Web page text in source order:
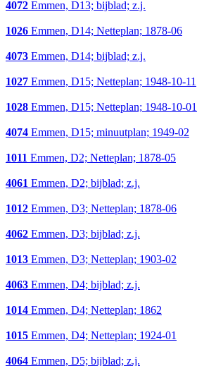
4072 Emmen, D13; bijblad; z.j.
1026 Emmen, D14; Netteplan; 1878-06
4073 Emmen, D14; bijblad; z.j.
1027 Emmen, D15; Netteplan; 1948-10-11
1028 Emmen, D15; Netteplan; 1948-10-01
4074 Emmen, D15; minuutplan; 1949-02
1011 Emmen, D2; Netteplan; 1878-05
4061 Emmen, D2; bijblad; z.j.
1012 Emmen, D3; Netteplan; 1878-06
4062 Emmen, D3; bijblad; z.j.
1013 Emmen, D3; Netteplan; 1903-02
4063 Emmen, D4; bijblad; z.j.
1014 Emmen, D4; Netteplan; 1862
1015 Emmen, D4; Netteplan; 1924-01
4064 Emmen, D5; bijblad; z.j.